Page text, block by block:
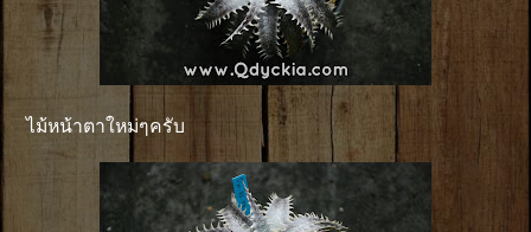
ไม้หน้าตาใหม่ๆครับ